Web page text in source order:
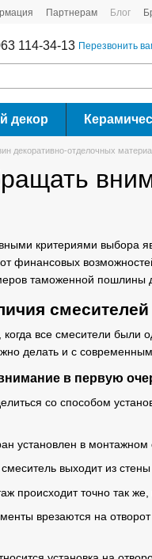
Партнерам Блог
114-34-13 Перезвонить
декор
декоративно-отделочных
критериями выбора
финансовых
таможенной пошлины
смесителей
все смесители были
делать и с
в первую
со способом
установлен в монтажном
выходит из
происходит точно так
врезаются на